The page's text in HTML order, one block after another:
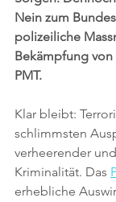
Nein zum
polizeiliche
Bekämpfung von
PMT.
Klar bleibt:
schlimmsten
verheerender
Kriminalität. Das
erhebliche